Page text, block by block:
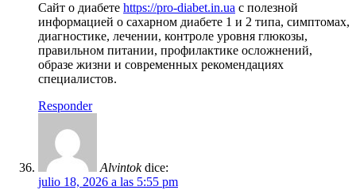
Сайт о диабете https://pro-diabet.in.ua с полезной
информацией о сахарном диабете 1 и 2 типа, симптомах,
диагностике, лечении, контроле уровня глюкозы,
правильном питании, профилактике осложнений,
образе жизни и современных рекомендациях
специалистов.
Responder
Alvintok dice:
julio 18, 2026 a las 5:55 pm